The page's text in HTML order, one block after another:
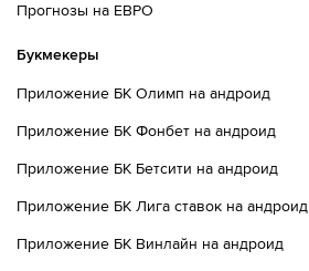
Прогнозы на ЕВРО
Букмекеры
Приложение БК Олимп на андроид
Приложение БК Фонбет на андроид
Приложение БК Бетсити на андроид
Приложение БК Лига ставок на андроид
Приложение БК Винлайн на андроид